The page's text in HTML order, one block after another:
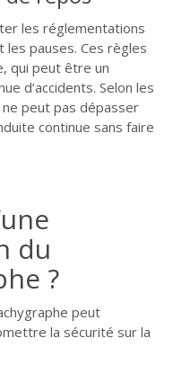
les réglementations
les pauses. Ces règles
qui peut être un
d’accidents. Selon les
peut pas dépasser
continue sans faire
du
?
peut
la sécurité sur la